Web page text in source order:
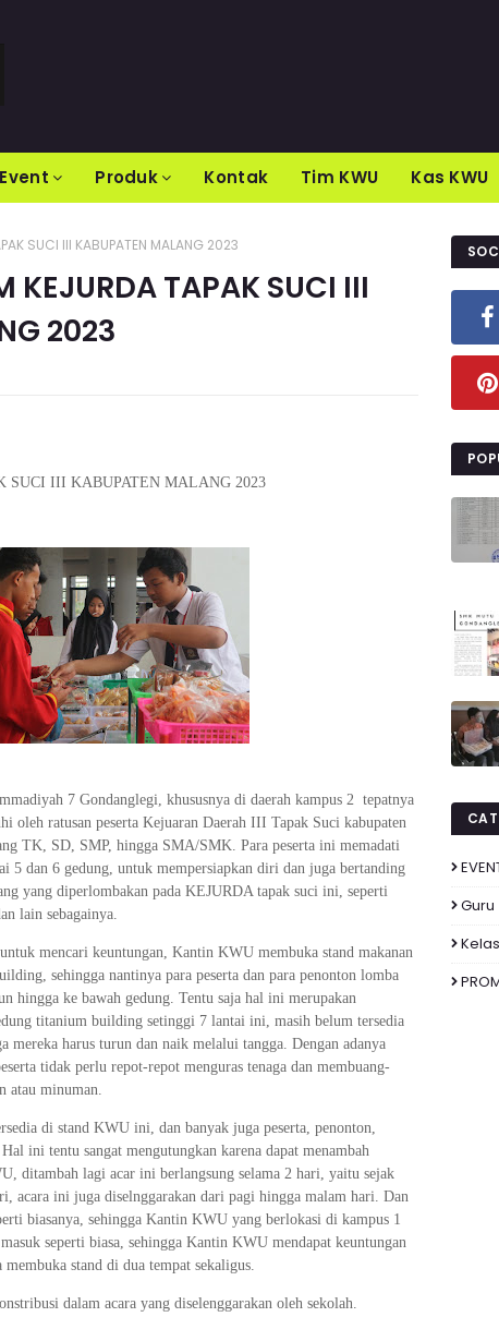
Event Produk Kontak Tim KWU Kas KWU
SUCI III KABUPATEN MALANG 2023
KEJURDA TAPAK SUCI III
2023
SUCI III KABUPATEN MALANG 2023
7 Gondanglegi, khususnya di daerah kampus 2 tepatnya
ratusan peserta Kejuaran Daerah III Tapak Suci kabupaten
TK, SD, SMP, hingga SMA/SMK. Para peserta ini memadati
5 dan 6 gedung, untuk mempersiapkan diri dan juga bertanding
yang diperlombakan pada KEJURDA tapak suci ini, seperti
lain sebagainya.
mencari keuntungan, Kantin KWU membuka stand makanan
sehingga nantinya para peserta dan para penonton lomba
hingga ke bawah gedung. Tentu saja hal ini merupakan
titanium building setinggi 7 lantai ini, masih belum tersedia
mereka harus turun dan naik melalui tangga. Dengan adanya
tidak perlu repot-repot menguras tenaga dan membuang-
atau minuman.
di stand KWU ini, dan banyak juga peserta, penonton,
ini tentu sangat mengutungkan karena dapat menambah
ditambah lagi acar ini berlangsung selama 2 hari, yaitu sejak
acara ini juga diselnggarakan dari pagi hingga malam hari. Dan
biasanya, sehingga Kantin KWU yang berlokasi di kampus 1
seperti biasa, sehingga Kantin KWU mendapat keuntungan
stand di dua tempat sekaligus.
dalam acara yang diselenggarakan oleh sekolah.
Guru